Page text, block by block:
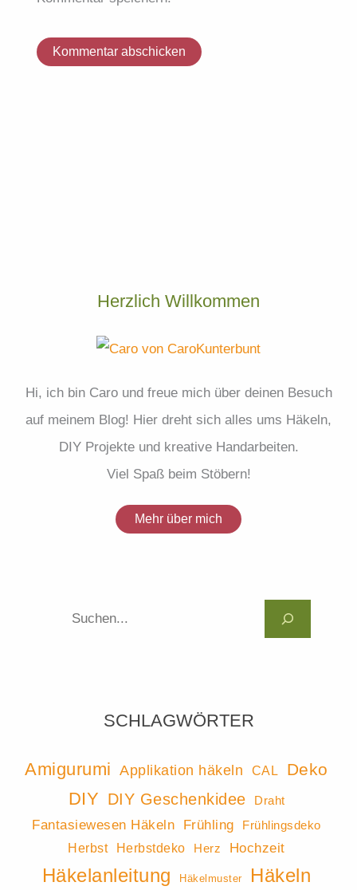
Herzlich Willkommen
Hi, ich bin Caro und freue mich über deinen Besuch
auf meinem Blog! Hier dreht sich alles ums Häkeln,
DIY Projekte und kreative Handarbeiten.
Viel Spaß beim Stöbern!
Mehr über mich
SCHLAGWÖRTER
Amigurumi Applikation häkeln CAL Deko
DIY DIY Geschenkidee Draht
Fantasiewesen Häkeln Frühling Frühlingsdeko
Herbst Herbstdeko Herz Hochzeit
Häkelanleitung Häkelmuster Häkeln